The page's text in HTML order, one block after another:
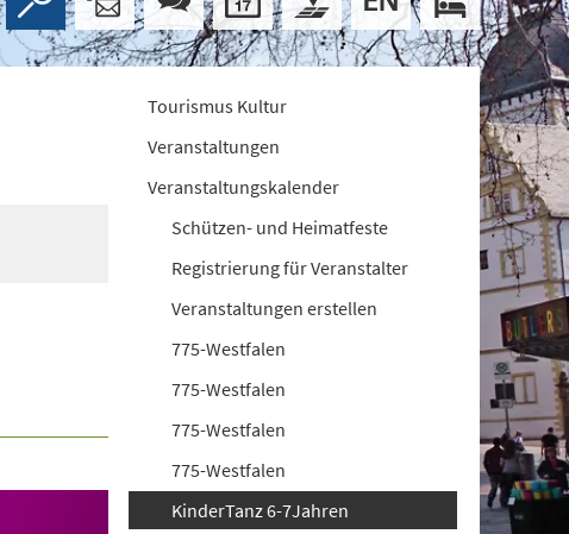
Tourismus Kultur
Veranstaltungen
Veranstaltungskalender
Schützen- und Heimatfeste
Registrierung für Veranstalter
Veranstaltungen erstellen
775-Westfalen
775-Westfalen
775-Westfalen
775-Westfalen
KinderTanz 6-7Jahren